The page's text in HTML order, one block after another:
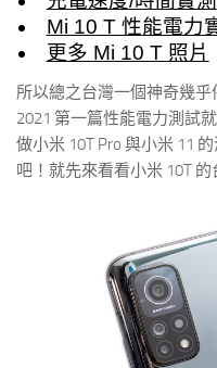
Mi 10 T 性能電力
更多 Mi 10 T 照片
所以總之台灣一個神奇幾乎
2021 第一篇性能電力測試
做小米 10T Pro 與小米 11
吧！就先來看看小米 10T